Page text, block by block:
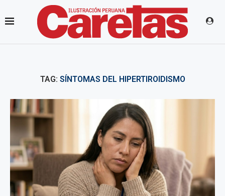
TAG: SÍNTOMAS DEL HIPERTIROIDISMO